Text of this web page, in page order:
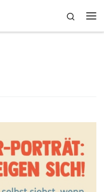
Search